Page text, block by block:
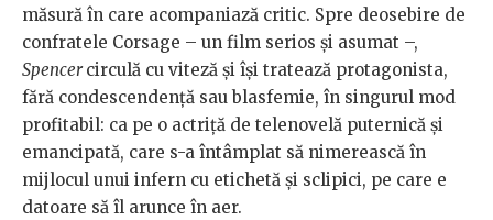
măsură în care acompaniază critic. Spre deosebire de
confratele Corsage – un film serios și asumat –,
Spencercirculă cu viteză și își tratează protagonista,
fără condescendență sau blasfemie, în singurul mod
profitabil: ca pe o actriță de telenovelă puternică și
emancipată, care s-a întâmplat să nimerească în
mijlocul unui infern cu etichetă și sclipici, pe care e
datoare să îl arunce în aer.